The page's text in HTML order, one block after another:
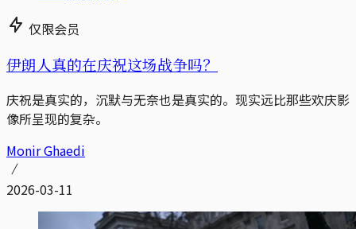
仅限会员
伊朗人真的在庆祝这场战争吗？
庆祝是真实的，沉默与无奈也是真实的。现实远比那些欢庆影
像所呈现的复杂。
Monir Ghaedi
2026-03-11